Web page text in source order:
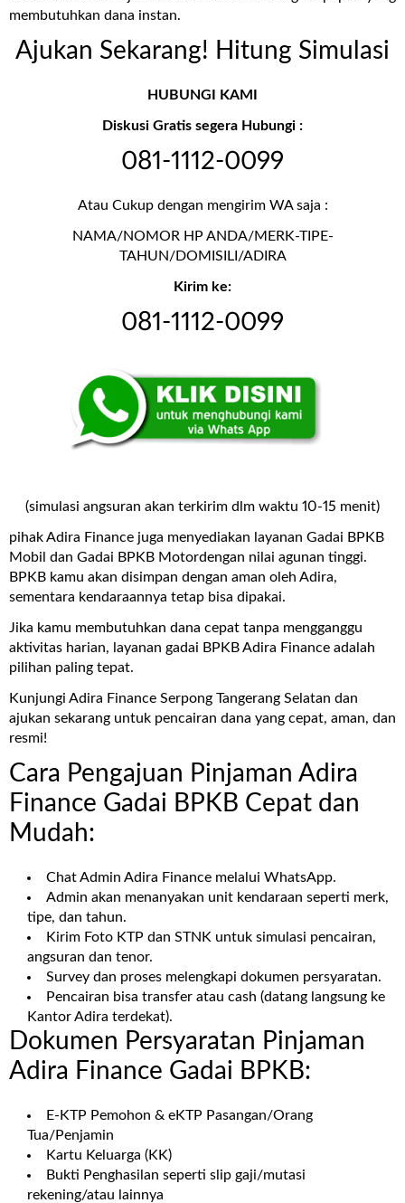
membutuhkan dana instan.
Ajukan Sekarang! Hitung Simulasi
HUBUNGI KAMI
Diskusi Gratis segera Hubungi :
081-1112-0099
Atau Cukup dengan mengirim WA saja :
NAMA/NOMOR HP ANDA/MERK-TIPE-
TAHUN/DOMISILI/ADIRA
Kirim ke:
081-1112-0099
(simulasi angsuran akan terkirim dlm waktu 10-15 menit)
pihak Adira Finance juga menyediakan layanan Gadai BPKB
Mobil dan Gadai BPKB Motordengan nilai agunan tinggi.
BPKB kamu akan disimpan dengan aman oleh Adira,
sementara kendaraannya tetap bisa dipakai.
Jika kamu membutuhkan dana cepat tanpa mengganggu
aktivitas harian, layanan gadai BPKB Adira Finance adalah
pilihan paling tepat.
Kunjungi Adira Finance Serpong Tangerang Selatan dan
ajukan sekarang untuk pencairan dana yang cepat, aman, dan
resmi!
Cara Pengajuan Pinjaman Adira
Finance Gadai BPKB Cepat dan
Mudah:
Chat Admin Adira Finance melalui WhatsApp.
Admin akan menanyakan unit kendaraan seperti merk,
tipe, dan tahun.
Kirim Foto KTP dan STNK untuk simulasi pencairan,
angsuran dan tenor.
Survey dan proses melengkapi dokumen persyaratan.
Pencairan bisa transfer atau cash (datang langsung ke
Kantor Adira terdekat).
Dokumen Persyaratan Pinjaman
Adira Finance Gadai BPKB:
E-KTP Pemohon & eKTP Pasangan/Orang
Tua/Penjamin
Kartu Keluarga (KK)
Bukti Penghasilan seperti slip gaji/mutasi
rekening/atau lainnya